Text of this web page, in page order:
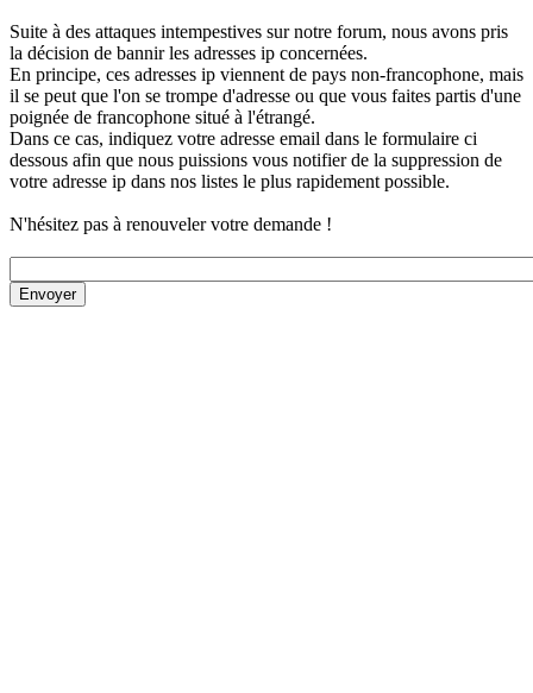
Suite à des attaques intempestives sur notre forum, nous avons pris
la décision de bannir les adresses ip concernées.
En principe, ces adresses ip viennent de pays non-francophone, mais
il se peut que l'on se trompe d'adresse ou que vous faites partis d'une
poignée de francophone situé à l'étrangé.
Dans ce cas, indiquez votre adresse email dans le formulaire ci
dessous afin que nous puissions vous notifier de la suppression de
votre adresse ip dans nos listes le plus rapidement possible.
N'hésitez pas à renouveler votre demande !